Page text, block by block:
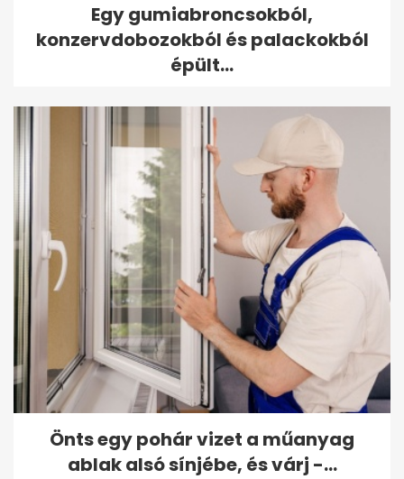
Egy gumiabroncsokból,
konzervdobozokból és palackokból
épült...
Önts egy pohár vizet a műanyag
ablak alsó sínjébe, és várj -...